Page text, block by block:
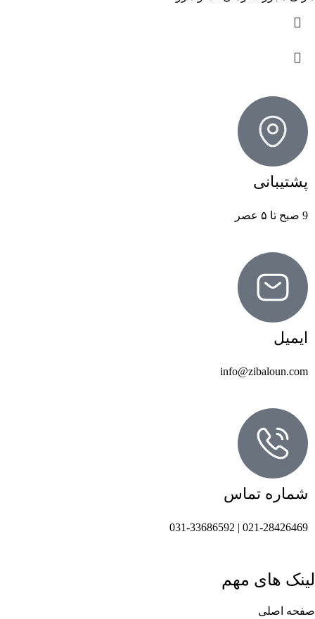
پشتیبانی
9 صبح تا ۵ عصر
ایمیل
info@zibaloun.com
شماره تماس
021-28426469 | 031-33686592
لینک های مهم
صفحه اصلی